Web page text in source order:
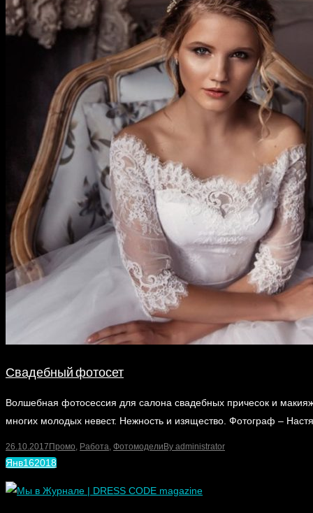
Свадебный фотосет
Волшебная фотосессия для салона свадебных причесок и
многих молодых невест. Нежность и изящество. Фотограф –
26.10.2017 Промо, Работа, Фотомодели By administrator
Янв162018